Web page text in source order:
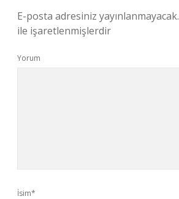
E-posta adresiniz yayınlanmayacak.
ile işaretlenmişlerdir
Yorum
İsim*